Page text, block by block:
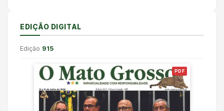
EDIÇÃO DIGITAL
Edição 915
PDF